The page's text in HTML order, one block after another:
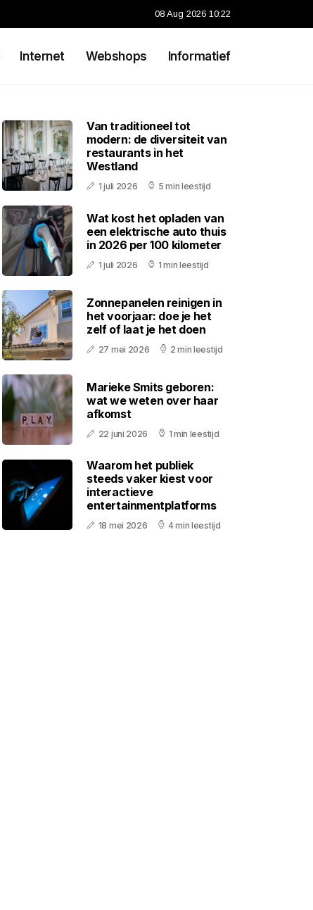
08 Aug 2026 10:22
Internet Webshops Informatief
Van traditioneel tot
modern: de diversiteit van
restaurants in het
Westland
1 juli 2026 5 min leestijd
Wat kost het opladen van
een elektrische auto thuis
in 2026 per 100 kilometer
1 juli 2026 1 min leestijd
Zonnepanelen reinigen in
het voorjaar: doe je het
zelf of laat je het doen
27 mei 2026 2 min leestijd
Marieke Smits geboren:
wat we weten over haar
afkomst
22 juni 2026 1 min leestijd
Waarom het publiek
steeds vaker kiest voor
interactieve
entertainmentplatforms
18 mei 2026 4 min leestijd